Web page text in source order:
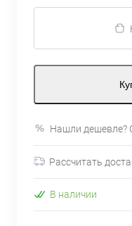
Нашли дешевле?
Рассчитать
В наличии